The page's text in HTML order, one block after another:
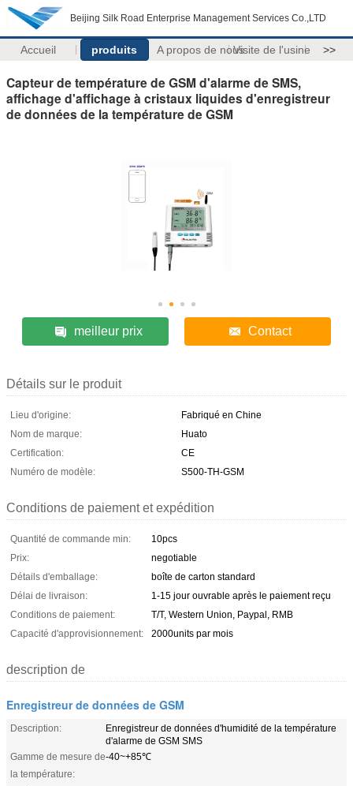
Beijing Silk Road Enterprise Management Services Co.,LTD
Accueil produits A propos de nousVisite de l'usine >>
Capteur de température de GSM d'alarme de SMS,
affichage d'affichage à cristaux liquides d'enregistreur
de données de la température de GSM
meilleur prix Contact
Détails sur le produit
Lieu d'origine:
Fabriqué en Chine
Nom de marque:
Huato
Certification:
CE
Numéro de modèle:
S500-TH-GSM
Conditions de paiement et expédition
Quantité de commande min:
10pcs
Prix:
negotiable
Détails d'emballage:
boîte de carton standard
Délai de livraison:
1-15 jour ouvrable après le paiement reçu
Conditions de paiement:
T/T, Western Union, Paypal, RMB
Capacité d'approvisionnement:
2000units par mois
description de
Enregistreur de données de GSM
Description:
Enregistreur de données d'humidité de la température
d'alarme de GSM SMS
Gamme de mesure de
la température:
-40~+85℃